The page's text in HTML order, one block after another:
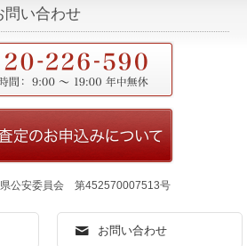
問い合わせ
公安委員会 第452570007513号
お問い合わせ